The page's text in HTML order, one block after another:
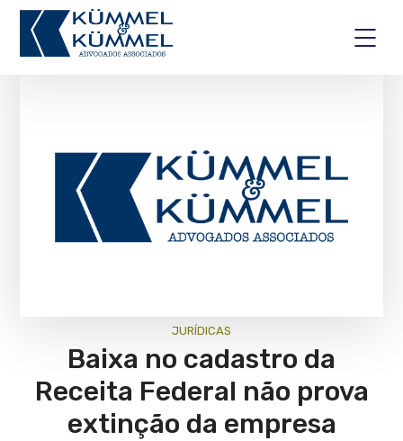
JURÍ­DICAS
Baixa no cadastro da
Receita Federal não prova
extinção da empresa